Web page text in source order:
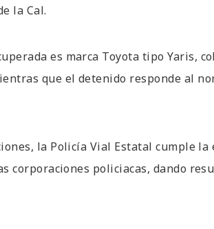
la Cal.
es marca Toyota tipo Yaris,
que el detenido responde al
la Policía Vial Estatal cumple
corporaciones policiacas, dando